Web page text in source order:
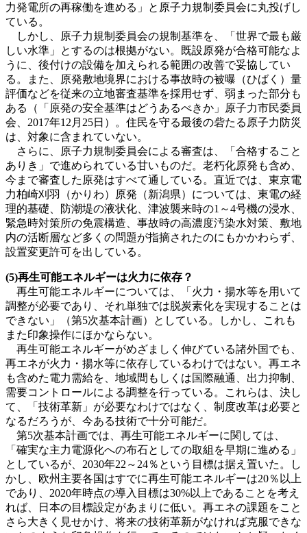
力発電所の再稼働を進める」と原子力規制委員会に丸投げし
ている。
しかし、原子力規制委員会の規制基準を、「世界で最も厳
しい水準」とするのは根拠がない。既設原発が合格可能なよ
うに、後付けの設備を加えられる範囲の改善で妥協してい
る。また、原発敷地境界における事故時の被曝（ひばく）量
評価などを従来の立地審査基準を採用せず、弱まった部分も
ある（「原発の安全基準はどうあるべきか」原子力市民委員
会、2017年12月25日）。住民を守る最後の砦たる原子力防災
は、対象に含まれていない。
さらに、原子力規制委員会による審査は、「合格すること
ありき」で進められている甘いものだ。老朽化原発も含め、
今まで審査した原発はすべて通している。直近では、東京電
力柏崎刈羽（かりわ）原発（新潟県）については、東電の経
理的基礎、防潮堤の液状化、津波襲来時の1～4号機の浸水、
緊急時対策所の免震構造、事故時の高濃度汚染水対策、敷地
内の活断層など多くの問題が指摘されたのにもかかわらず、
設置変更許可を出している。
(5)再生可能エネルギーは火力に依存？
再生可能エネルギーについては、「火力・揚水等を用いて
調整が必要であり、それ単独では脱炭素化を実現することは
できない」（第5次基本計画）としている。しかし、これも
また印象操作にほかならない。
再生可能エネルギーがめざましく伸びている諸外国でも、
再エネが火力・揚水等に依存しているわけではない。再エネ
も含めた電力需給を、地域間もしくは国際融通、出力抑制、
需要コントロールによる調整を行っている。これらは、決し
て、「技術革新」が必要なわけではなく、制度改革は必要と
なるだろうが、今ある技術で十分可能だ。
第5次基本計画では、再生可能エネルギーに関しては、
「確実な主力電源化への布石としての取組を早期に進める」
としているが、2030年22～24％という目標は据え置いた。し
かし、欧州主要各国はすでに再生可能エネルギーは20％以上
であり、2020年時点の導入目標は30%以上であることを考え
れば、日本の目標設定があまりに低い。再エネの課題をこと
さら大きく見せかけ、将来の技術革新がなければ克服できな